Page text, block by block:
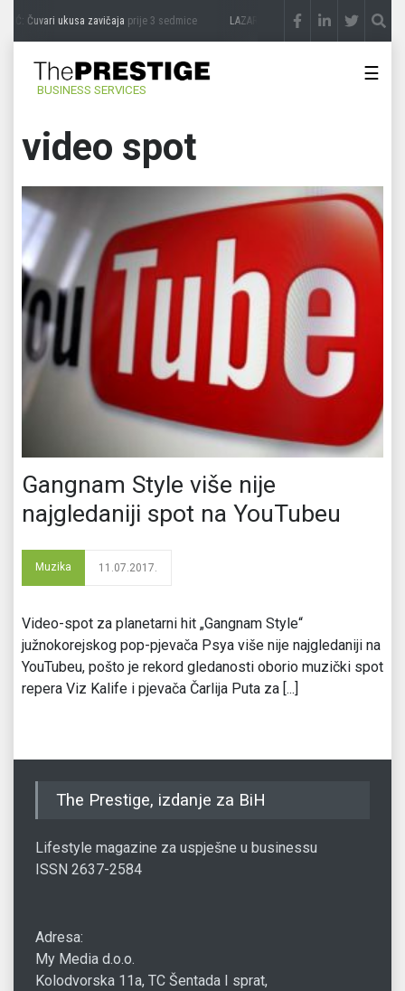
Čuvari ukusa zavičajaprije 3 sedmice LAZAR ĐURIĆ: Promocija potencijal
BUSINESS SERVICES
☰
video spot
Gangnam Style više nije
najgledaniji spot na YouTubeu
Muzika 11.07.2017.
Video-spot za planetarni hit „Gangnam Style“
južnokorejskog pop-pjevača Psya više nije najgledaniji na
YouTubeu, pošto je rekord gledanosti oborio muzički spot
repera Viz Kalife i pjevača Čarlija Puta za [...]
The Prestige, izdanje za BiH
Lifestyle magazine za uspješne u businessu
ISSN 2637-2584
Adresa:
My Media d.o.o.
Kolodvorska 11a, TC Šentada I sprat,